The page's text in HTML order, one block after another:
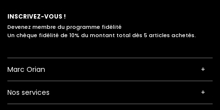
INSCRIVEZ-VOUS !
Devenez membre du programme fidélité
Un chèque fidélité de 10% du montant total dès 5 articles achetés.
Marc Orian
Nos services